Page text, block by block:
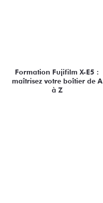
Formation Fujifilm X-E5 :
maîtrisez votre boîtier de A
à Z